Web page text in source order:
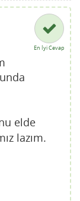
En İyi Cevap
elde
lazım.